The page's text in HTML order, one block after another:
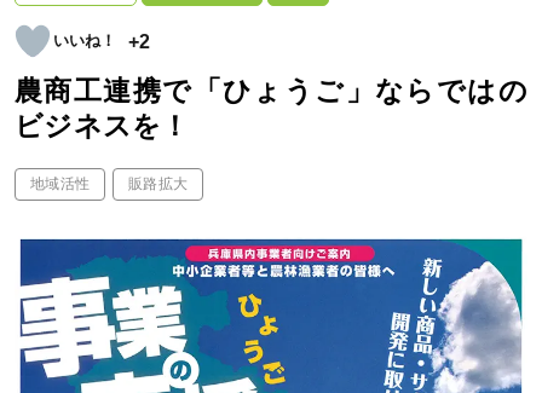
+2
農商工連携で「ひょうご」ならではの
ビジネスを！
地域活性 販路拡大